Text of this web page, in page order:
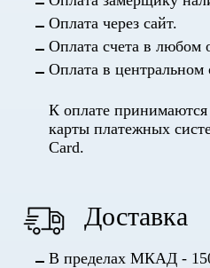
Оплата через сайт.
Оплата счета в любом
Оплата в центральном
К оплате
карты платежных
Card.
Доставка
В пределах МКАД -